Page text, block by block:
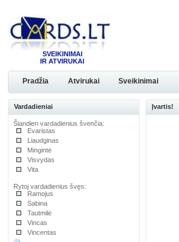
SVEIKINIMAI
IR ATVIRUKAI
Pradžia Atvirukai Sveikinimai
Vardadieniai
Šiandien vardadienius švenčia:
Evaristas
Liaudginas
Mingintė
Visvydas
Vita
Rytoj vardadienius švęs:
Ramojus
Sabina
Tautmilė
Vincas
Vincentas
Įvartis!